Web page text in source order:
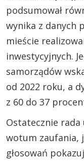
podsumował
wynika z danych
mieście
inwestycyjnych.
samorządów
od 2022 roku, a
z 60 do 37
Ostatecznie
wotum zaufania,
głosowań